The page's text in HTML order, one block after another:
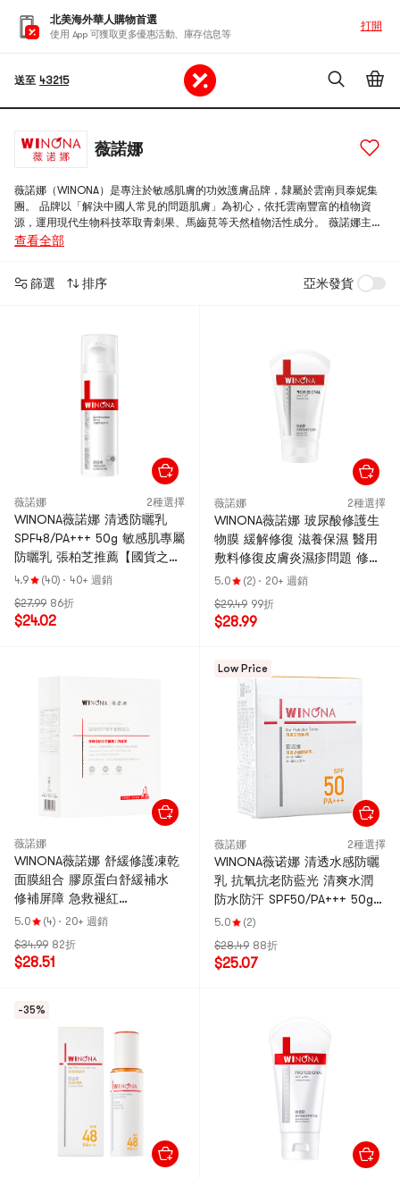
北美海外華人購物首選
使用 App 可獲取更多優惠活動、庫存信息等
打開
送至 43215
薇諾娜
薇諾娜（WINONA）是專注於敏感肌膚的功效護膚品牌，隸屬於雲南貝泰妮集
團。 品牌以「解決中國人常見的問題肌膚」為初心，依托雲南豐富的植物資
源，運用現代生物科技萃取青刺果、馬齒莧等天然植物活性成分。 薇諾娜主營
舒敏保濕、美白、防曬、祛痘等保養品，其明星產品舒敏保濕特護霜深受消費
諾娜，開啟您的安心護膚之旅。
查看全部
篩選 排序 亞米發貨
薇諾娜 2種選擇
WINONA薇諾娜 清透防曬乳
SPF48/PA+++ 50g 敏感肌專屬
防曬乳 張柏芝推薦【國貨之
光】新舊版隨機發
4.9 (40) · 40+ 週銷
$27.99 86折
$24.02
薇諾娜 2種選擇
WINONA薇諾娜 玻尿酸修護生
物膜 緩解修復 滋養保濕 醫用
敷料修復皮膚炎濕疹問題 修護
乳 80g【國貨之光】
5.0 (2) · 20+ 週銷
$29.49 99折
$28.99
薇諾娜
WINONA薇諾娜 舒緩修護凍乾
面膜組合 膠原蛋白舒緩補水
修補屏障 急救褪紅
(0.65g+20ml)×6 醫美術後 敏
5.0 (4) · 20+ 週銷
$34.99 82折
$28.51
Low Price
薇諾娜 2種選擇
WINONA薇诺娜 清透水感防曬
乳 抗氧抗老防藍光 清爽水潤
防水防汗 SPF50/PA+++ 50g
【敏感肌專屬戶外防曬】
5.0
(2)
$28.49 88折
$25.07
-35%